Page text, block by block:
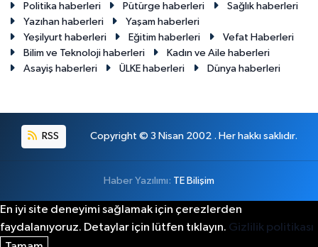
Politika haberleri
Pütürge haberleri
Sağlık haberleri
Yazıhan haberleri
Yaşam haberleri
Yeşilyurt haberleri
Eğitim haberleri
Vefat Haberleri
Bilim ve Teknoloji haberleri
Kadın ve Aile haberleri
Asayiş haberleri
ÜLKE haberleri Dünya haberleri
RSS Copyright © 3 Nisan 2002 . Her hakkı saklıdır.
Haber Yazılımı: TE Bilişim
En iyi site deneyimi sağlamak için çerezlerden
faydalanıyoruz. Detaylar için lütfen tıklayın. Gizlilik politikası